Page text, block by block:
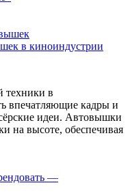
в киноиндустрии
техники в
впечатляющие кадры и
идеи. Автовышки
на высоте, обеспечивая
—